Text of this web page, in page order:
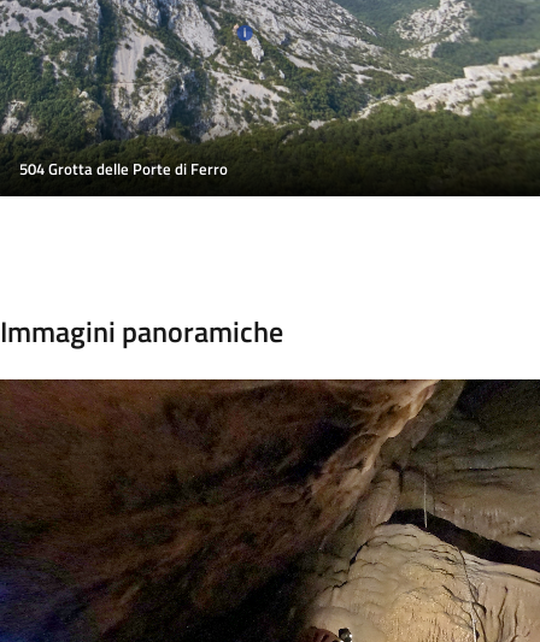
504 Grotta delle Porte di Ferro
Immagini panoramiche